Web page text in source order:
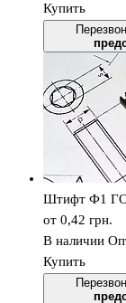
Купить
Штифт Ф1
от 0,42 грн.
В наличии
Купить